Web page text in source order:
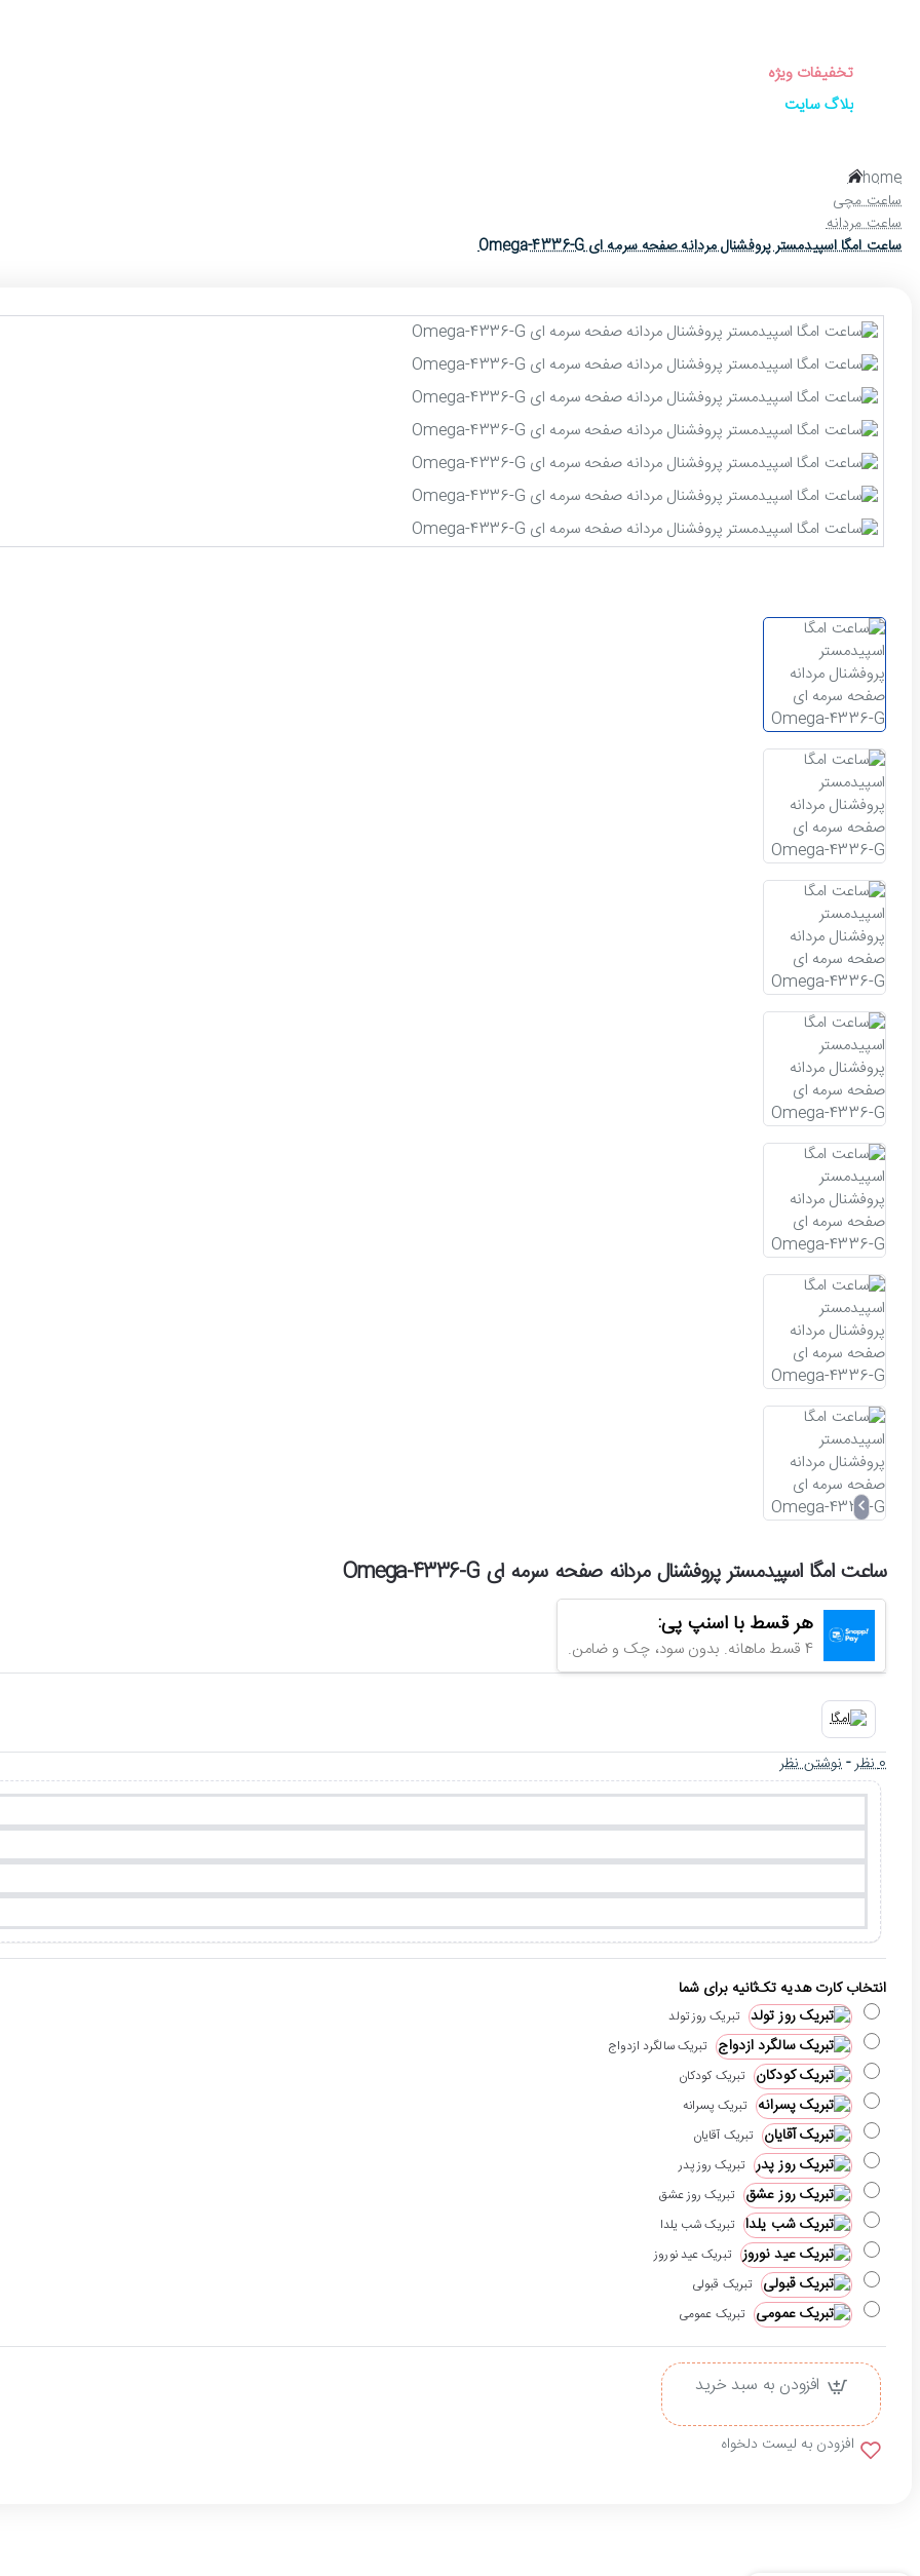
تخفیفات ویژه
بلاگ سایت
home
ساعت مچی
ساعت مردانه
ساعت امگا اسپیدمستر پروفشنال مردانه صفحه سرمه ای Omega-4336-G
ساعت امگا اسپیدمستر پروفشنال مردانه صفحه سرمه ای Omega-4336-G
هر قسط با اسنپ پی:
4 قسط ماهانه. بدون سود، چک و ضامن.
0 نظر -نوشتن نظر
انتخاب کارت هدیه تک‌ثانیه برای شما
تبریک روز تولد
تبریک سالگرد ازدواج
تبریک کودکان
تبریک پسرانه
تبریک آقایان
تبریک روز پدر
تبریک روز عشق
تبریک شب یلدا
تبریک عید نوروز
تبریک قبولی
تبریک عمومی
افزودن به سبد خرید
افزودن به لیست دلخواه